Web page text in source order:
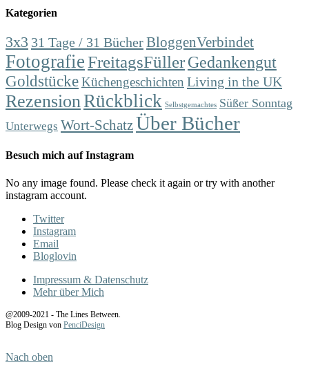
Kategorien
3x3 31 Tage / 31 BücherBloggenVerbindet
FotografieFreitagsFüllerGedankengut
GoldstückeKüchengeschichten Living in the UK
RezensionRückblick Selbstgemachtes Süßer Sonntag
Unterwegs Wort-SchatzÜber Bücher
Besuch mich auf Instagram
No any image found. Please check it again or try with another
instagram account.
Twitter
Instagram
Email
Bloglovin
Impressum & Datenschutz
Mehr über Mich
@2009-2021 - The Lines Between.
Blog Design von PenciDesign
Nach oben